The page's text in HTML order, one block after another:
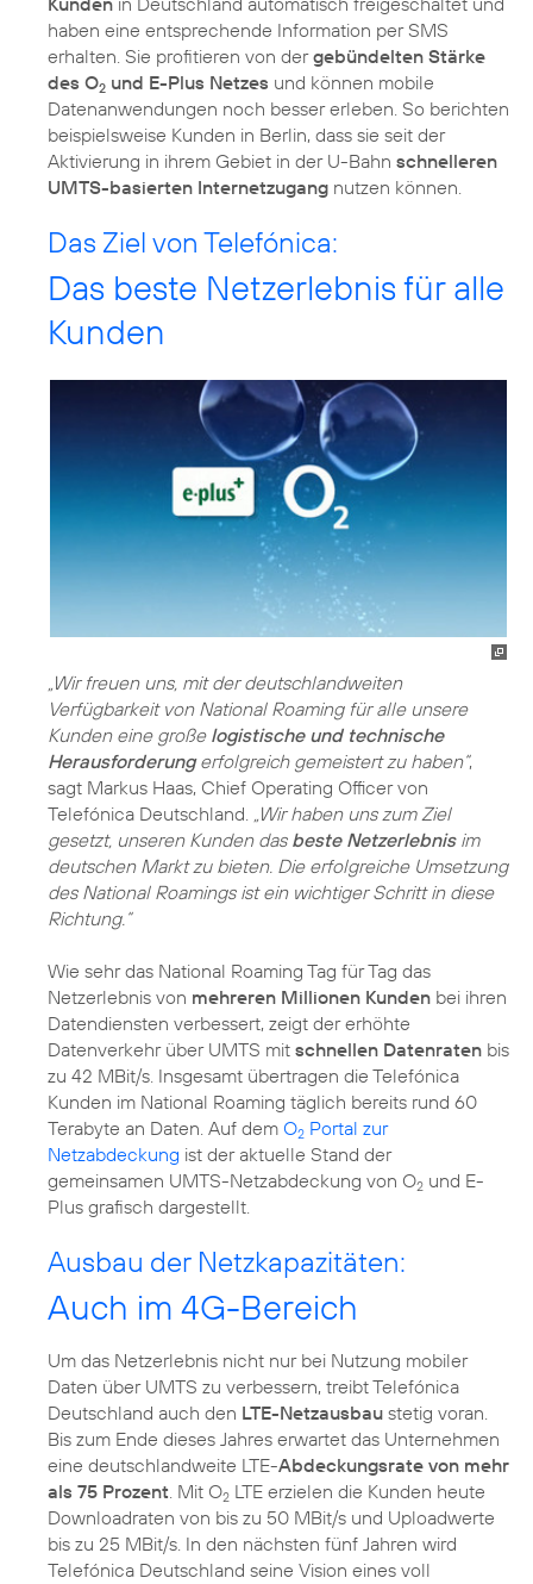
haben eine entsprechende Information per SMS
erhalten. Sie profitieren von dergebündelten Stärke
des O2 und E-Plus Netzes und können mobile
Datenanwendungen noch besser erleben. So berichten
beispielsweise Kunden in Berlin, dass sie seit der
Aktivierung in ihrem Gebiet in der U-Bahn schnelleren
UMTS-basierten Internetzugang nutzen können.
Das Ziel von Telefónica:
Das beste Netzerlebnis für alle
Kunden
„Wir freuen uns, mit der deutschlandweiten
Verfügbarkeit von National Roaming für alle unsere
Kunden eine große logistische und technische
Herausforderungerfolgreich gemeistert zu haben“,
sagt Markus Haas, Chief Operating Officer von
Telefónica Deutschland. „Wir haben uns zum Ziel
gesetzt, unseren Kunden das beste Netzerlebnisim
deutschen Markt zu bieten. Die erfolgreiche Umsetzung
des National Roamings ist ein wichtiger Schritt in diese
Richtung.“
Wie sehr das National Roaming Tag für Tag das
Netzerlebnis von mehreren Millionen Kunden bei ihren
Datendiensten verbessert, zeigt der erhöhte
Datenverkehr über UMTS mit schnellen Datenraten bis
zu 42 MBit/s. Insgesamt übertragen die Telefónica
Kunden im National Roaming täglich bereits rund 60
Terabyte an Daten. Auf dem O2 Portal zur
Netzabdeckung ist der aktuelle Stand der
gemeinsamen UMTS-Netzabdeckung von O2 und E-
Plus grafisch dargestellt.
Ausbau der Netzkapazitäten:
Auch im 4G-Bereich
Um das Netzerlebnis nicht nur bei Nutzung mobiler
Daten über UMTS zu verbessern, treibt Telefónica
Deutschland auch den LTE-Netzausbau stetig voran.
Bis zum Ende dieses Jahres erwartet das Unternehmen
eine deutschlandweite LTE-Abdeckungsrate von mehr
als 75 Prozent. Mit O2 LTE erzielen die Kunden heute
Downloadraten von bis zu 50 MBit/s und Uploadwerte
bis zu 25 MBit/s. In den nächsten fünf Jahren wird
Telefónica Deutschland seine Vision eines voll